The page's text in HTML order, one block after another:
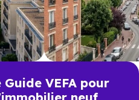
VEFA pour